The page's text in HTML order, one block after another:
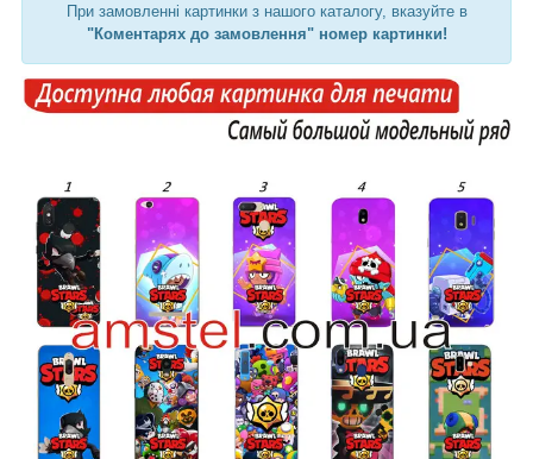
При замовленні картинки з нашого каталогу, вказуйте в
"Коментарях до замовлення" номер картинки!